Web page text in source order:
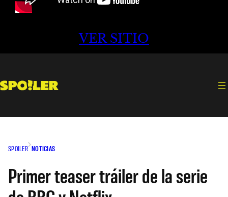
VER SITIO
SPOILER NOTICIAS
Primer teaser tráiler de la serie